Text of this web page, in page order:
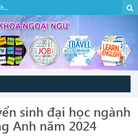
sinh đại học ngành
Anh năm 2024